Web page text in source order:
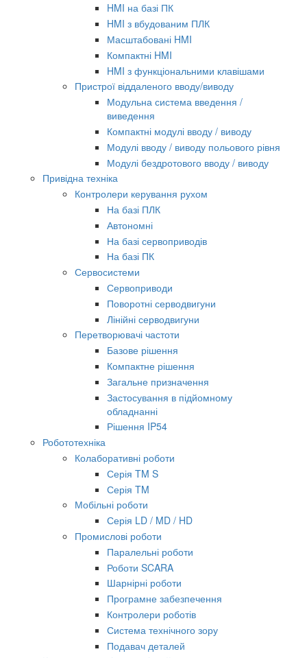
HMI на базі ПК
HMI з вбудованим ПЛК
Масштабовані HMI
Компактні HMI
HMI з функціональними клавішами
Пристрої віддаленого вводу/виводу
Модульна система введення /
виведення
Компактні модулі вводу / виводу
Модулі вводу / виводу польового рівня
Модулі бездротового вводу / виводу
Привідна техніка
Контролери керування рухом
На базі ПЛК
Автономні
На базі сервоприводів
На базі ПК
Сервосистеми
Сервоприводи
Поворотні серводвигуни
Лінійні серводвигуни
Перетворювачі частоти
Базове рішення
Компактне рішення
Загальне призначення
Застосування в підйомному
обладнанні
Рішення IP54
Робототехніка
Колаборативні роботи
Серія TM S
Серія TM
Мобільні роботи
Серія LD / MD / HD
Промислові роботи
Паралельні роботи
Роботи SCARA
Шарнірні роботи
Програмне забезпечення
Контролери роботів
Система технічного зору
Подавач деталей